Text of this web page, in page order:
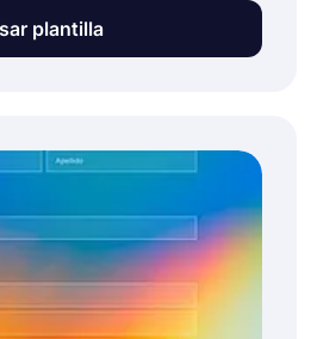
de recibir pedidos en
el lugar correcto. Al usar
y fácil.
plantilla